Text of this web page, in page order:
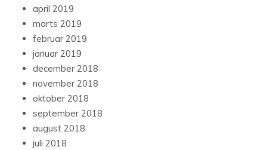
april 2019
marts 2019
februar 2019
januar 2019
december 2018
november 2018
oktober 2018
september 2018
august 2018
juli 2018